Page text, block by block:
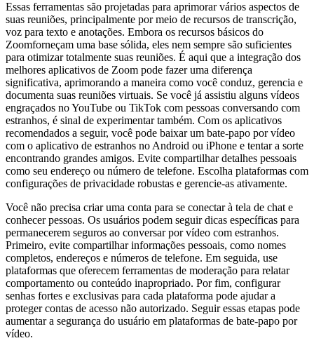
Essas ferramentas são projetadas para aprimorar vários aspectos de
suas reuniões, principalmente por meio de recursos de transcrição,
voz para texto e anotações. Embora os recursos básicos do
Zoomforneçam uma base sólida, eles nem sempre são suficientes
para otimizar totalmente suas reuniões. É aqui que a integração dos
melhores aplicativos de Zoom pode fazer uma diferença
significativa, aprimorando a maneira como você conduz, gerencia e
documenta suas reuniões virtuais. Se você já assistiu alguns vídeos
engraçados no YouTube ou TikTok com pessoas conversando com
estranhos, é sinal de experimentar também. Com os aplicativos
recomendados a seguir, você pode baixar um bate-papo por vídeo
com o aplicativo de estranhos no Android ou iPhone e tentar a sorte
encontrando grandes amigos. Evite compartilhar detalhes pessoais
como seu endereço ou número de telefone. Escolha plataformas com
configurações de privacidade robustas e gerencie-as ativamente.
Você não precisa criar uma conta para se conectar à tela de chat e
conhecer pessoas. Os usuários podem seguir dicas específicas para
permanecerem seguros ao conversar por vídeo com estranhos.
Primeiro, evite compartilhar informações pessoais, como nomes
completos, endereços e números de telefone. Em seguida, use
plataformas que oferecem ferramentas de moderação para relatar
comportamento ou conteúdo inapropriado. Por fim, configurar
senhas fortes e exclusivas para cada plataforma pode ajudar a
proteger contas de acesso não autorizado. Seguir essas etapas pode
aumentar a segurança do usuário em plataformas de bate-papo por
vídeo.